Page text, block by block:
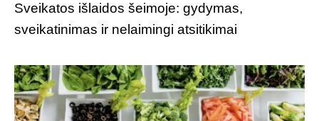
Sveikatos išlaidos šeimoje: gydymas,
sveikatinimas ir nelaimingi atsitikimai